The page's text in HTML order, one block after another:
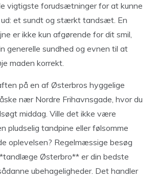
vigtigste forudsætninger for at kunne
et sundt og stærkt tandsæt. En
er ikke kun afgørende for dit smil,
generelle sundhed og evnen til at
maden korrekt.
på en af Østerbros hyggelige
nær Nordre Frihavnsgade, hvor du
middag. Ville det ikke være
pludselig tandpine eller følsomme
oplevelsen? Regelmæssige besøg
Østerbro** er din bedste
ubehageligheder. Det handler